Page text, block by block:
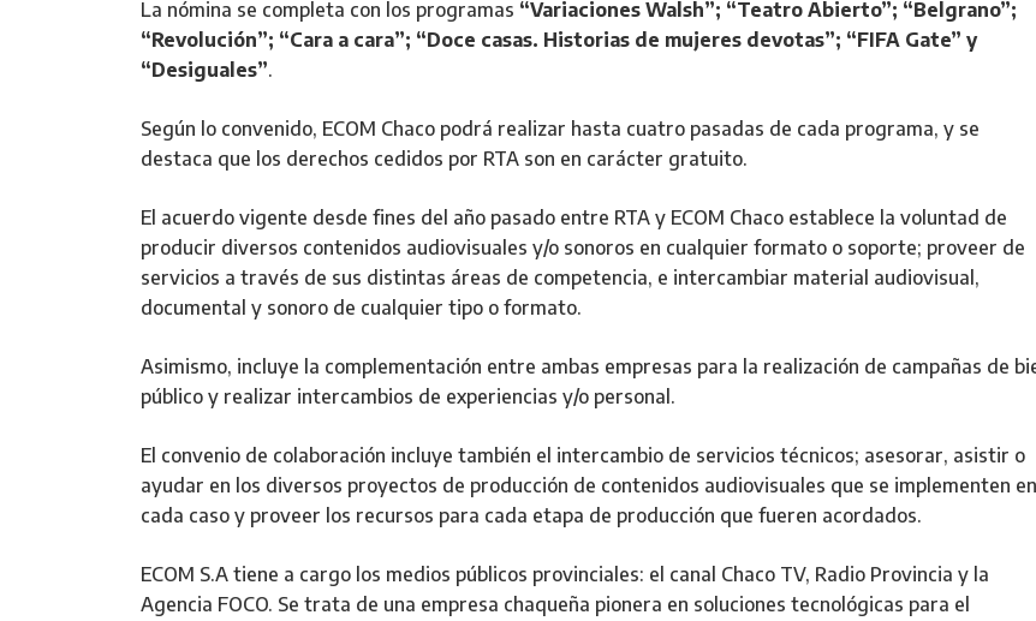
La nómina se completa con los programas “Variaciones Walsh”; “Teatro Abierto”; “Belgrano”;
“Revolución”; “Cara a cara”; “Doce casas. Historias de mujeres devotas”; “FIFA Gate” y
“Desiguales”.
Según lo convenido, ECOM Chaco podrá realizar hasta cuatro pasadas de cada programa, y se
destaca que los derechos cedidos por RTA son en carácter gratuito.
El acuerdo vigente desde fines del año pasado entre RTA y ECOM Chaco establece la voluntad de
producir diversos contenidos audiovisuales y/o sonoros en cualquier formato o soporte; proveer de
servicios a través de sus distintas áreas de competencia, e intercambiar material audiovisual,
documental y sonoro de cualquier tipo o formato.
Asimismo, incluye la complementación entre ambas empresas para la realización de campañas de
público y realizar intercambios de experiencias y/o personal.
El convenio de colaboración incluye también el intercambio de servicios técnicos; asesorar, asistir o
ayudar en los diversos proyectos de producción de contenidos audiovisuales que se implementen en
cada caso y proveer los recursos para cada etapa de producción que fueren acordados.
ECOM S.A tiene a cargo los medios públicos provinciales: el canal Chaco TV, Radio Provincia y la
Agencia FOCO. Se trata de una empresa chaqueña pionera en soluciones tecnológicas para el